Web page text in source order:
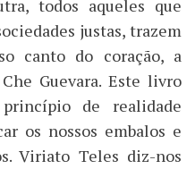
todos aqueles que
justas, trazem
canto do coração, a
Guevara. Este livro
de realidade
os nossos embalos e
Viriato Teles diz-nos